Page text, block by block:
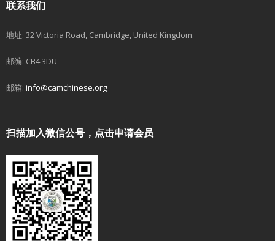
联系我们
地址: 32 Victoria Road, Cambridge, United Kingdom.
邮编: CB4 3DU
邮箱: info@camchinese.org
扫描加入微信公号，点击申请会员